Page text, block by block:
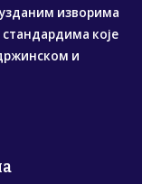
изворима
које
и